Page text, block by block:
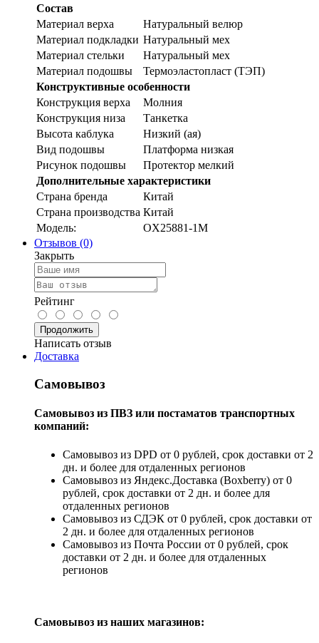
Состав
Материал верха
Натуральный велюр
Материал подкладки Натуральный мех
Материал стельки
Натуральный мех
Материал подошвы
Термоэластопласт (ТЭП)
Конструктивные особенности
Конструкция верха
Молния
Конструкция низа
Танкетка
Высота каблука
Низкий (ая)
Вид подошвы
Платформа низкая
Рисунок подошвы
Протектор мелкий
Дополнительные характеристики
Страна бренда
Китай
Страна производства Китай
Модель:
OX25881-1M
Отзывов (0)
Закрыть
Рейтинг
Продолжить
Написать отзыв
Доставка
Самовывоз
Самовывоз из ПВЗ или постаматов транспортных
компаний:
Самовывоз из DPD от 0 рублей, срок доставки от 2
дн. и более для отдаленных регионов
Самовывоз из Яндекс.Доставка (Boxberry) от 0
рублей, срок доставки от 2 дн. и более для
отдаленных регионов
Самовывоз из СДЭК от 0 рублей, срок доставки от
2 дн. и более для отдаленных регионов
Самовывоз из Почта России от 0 рублей, срок
доставки от 2 дн. и более для отдаленных
регионов
Самовывоз из наших магазинов: